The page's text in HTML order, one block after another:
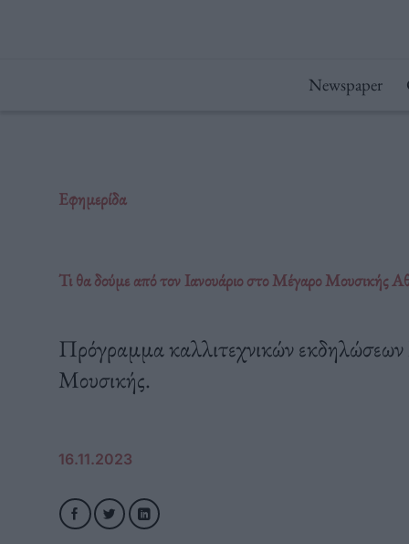
Newspaper
Εφημερίδα
Τι θα δούμε από τον Ιανουάριο στο Μέγαρο Μουσικής
Πρόγραμμα καλλιτεχνικών
Μουσικής.
16.11.2023